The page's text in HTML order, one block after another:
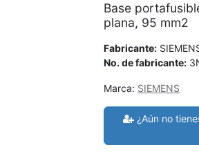
Base
plana, 95 mm2
Fabricante:
No. de fabricante:
Marca: SIEMENS
¿Aún no